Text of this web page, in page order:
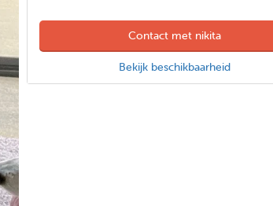
Contact met nikita
Bekijk beschikbaarheid